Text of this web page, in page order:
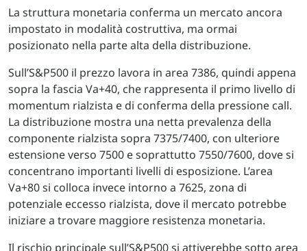
La struttura monetaria conferma un mercato ancora
impostato in modalità costruttiva, ma ormai
posizionato nella parte alta della distribuzione.
Sull’S&P500 il prezzo lavora in area 7386, quindi appena
sopra la fascia Va+40, che rappresenta il primo livello di
momentum rialzista e di conferma della pressione call.
La distribuzione mostra una netta prevalenza della
componente rialzista sopra 7375/7400, con ulteriore
estensione verso 7500 e soprattutto 7550/7600, dove si
concentrano importanti livelli di esposizione. L’area
Va+80 si colloca invece intorno a 7625, zona di
potenziale eccesso rialzista, dove il mercato potrebbe
iniziare a trovare maggiore resistenza monetaria.
Il rischio principale sull’S&P500 si attiverebbe sotto area